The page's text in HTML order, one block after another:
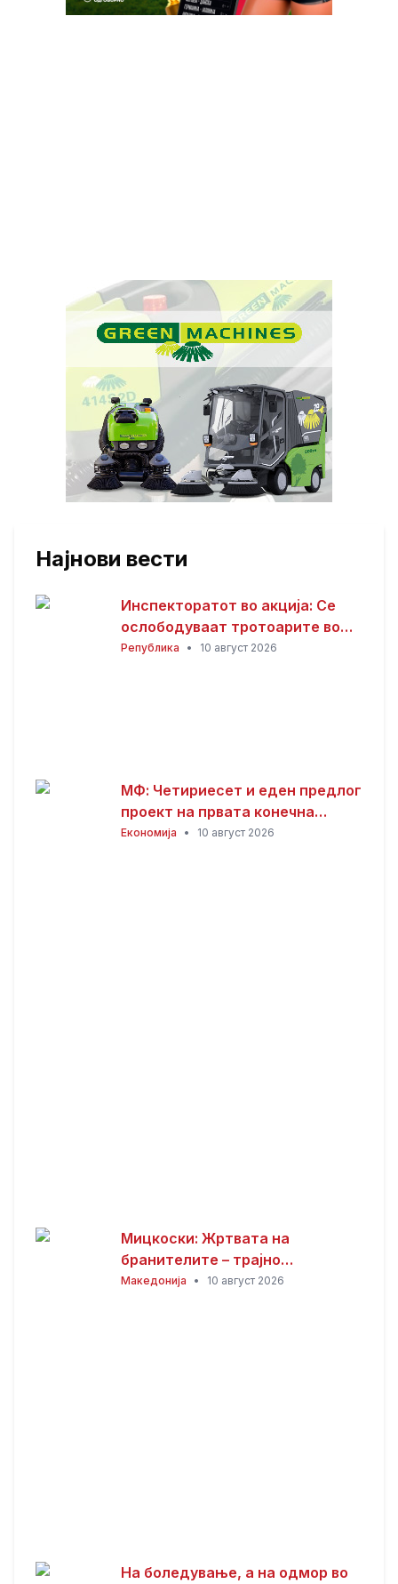
Најнови вести
Инспекторатот во акција: Се
ослободуваат тротоарите во
Тетово
Република • 10 август 2026
МФ: Четириесет и еден предлог
проект на првата конечна
приоритетна листа за јавни
Економија • 10 август 2026
Мицкоски: Жртвата на
бранителите – трајно
потсетување дека мирот,
Македонија • 10 август 2026
На боледување, а на одмор во